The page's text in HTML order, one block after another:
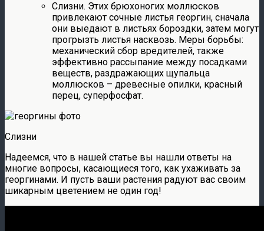
Слизни. Этих брюхоногих моллюсков
привлекают сочные листья георгин, сначала
они выедают в листьях бороздки, затем могут
прогрызть листья насквозь. Меры борьбы:
механический сбор вредителей, также
эффективно рассыпание между посадками
веществ, раздражающих щупальца
моллюсков – древесные опилки, красный
перец, суперфосфат.
Слизни
Надеемся, что в нашей статье вы нашли ответы на
многие вопросы, касающиеся того, как ухаживать за
георгинами. И пусть ваши растения радуют вас своим
шикарным цветением не один год!